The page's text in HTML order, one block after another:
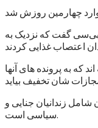
گفت که نزدیک به
که به پرونده های آنها
شامل زندانیان جنایی و
سیاسی است.